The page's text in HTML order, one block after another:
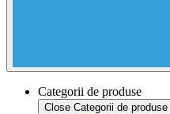
Categorii de produse
Close Categorii de produse